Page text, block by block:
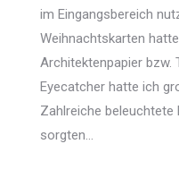
im Eingangsbereich
Weihnachtskarten
Architektenpapier bzw.
Eyecatcher hatte ich
Zahlreiche beleuchtete
sorgten…